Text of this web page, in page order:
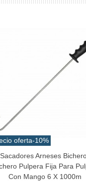
oferta-10%
Añadir Al Carrito
Sacadores Arneses
Pulpera Fija Para
Con Mango 6 X 1000m